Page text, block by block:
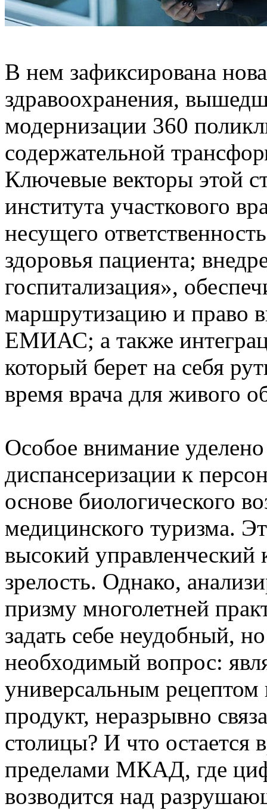
В нем зафиксирована
здравоохранения,
модернизации 360
содержательной
Ключевые векторы этой
института участкового
несущего
здоровья пациента;
госпитализация»,
маршрутизацию и право
ЕМИАС; а также
который берет на себя
время врача для живого
Особое внимание
диспансеризации к
основе биологического
медицинского туризма.
высокий управленческий
зрелость. Однако,
призму многолетней
задать себе неудобный,
необходимый вопрос:
универсальным
продукт, неразрывно
столицы? И что
пределами МКАД, где
возводится над